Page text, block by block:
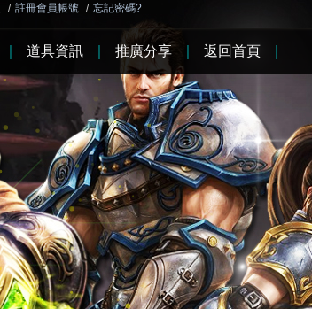
/ 註冊會員帳號 / 忘記密碼?